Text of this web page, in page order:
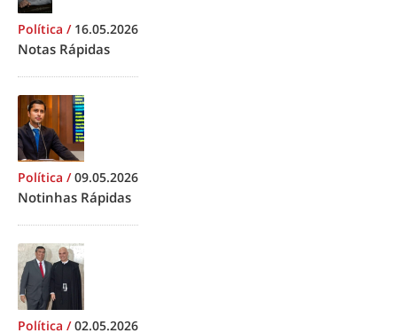
Política / 16.05.2026
Notas Rápidas
Política /09.05.2026
Notinhas Rápidas
Política /02.05.2026